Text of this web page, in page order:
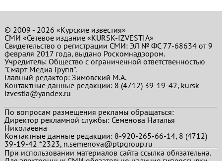
© 2009 - 2026 «Курские известия»
СМИ «Сетевое издание «KURSK-IZVESTIA»
Свидетельство о регистрации СМИ: ЭЛ № ФС 77-68634 от 9
февраля 2017 года, выдано Роскомнадзором.
Учредитель: Общество с ограниченной ответственностью
"Смарт Медиа Групп".
Главный редактор:Зимовский М.А.
Контактные данные редакции: 8 (4712) 39-19-42, kursk-
izvestia@yandex.ru
По вопросам размещения рекламы обращаться:
Директор рекламной службы: Семенова Наталья
Николаевна
Контактные данные редакции: 8-920-265-66-14, 8 (4712)
39-19-42 *2323, n.semenova@ptpgroup.ru
При использовании материалов сайта ссылка обязательна.